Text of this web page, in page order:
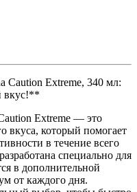
Caution Extreme, 340 мл:
вкус!**
Extreme — это
вкуса, который помогает
в течение всего
специально для
в дополнительной
от каждого дня.